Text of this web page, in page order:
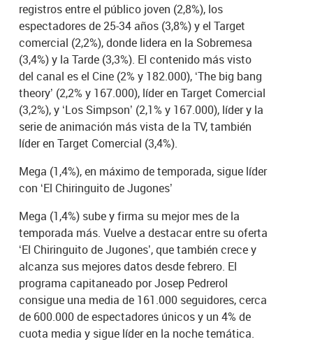
registros entre el público joven (2,8%), los
espectadores de 25-34 años (3,8%) y el Target
comercial (2,2%), donde lidera en la Sobremesa
(3,4%) y la Tarde (3,3%). El contenido más visto
del canal es el Cine (2% y 182.000), ‘The big bang
theory’ (2,2% y 167.000), líder en Target Comercial
(3,2%), y ‘Los Simpson’ (2,1% y 167.000), líder y la
serie de animación más vista de la TV, también
líder en Target Comercial (3,4%).
Mega (1,4%), en máximo de temporada, sigue líder
con ‘El Chiringuito de Jugones’
Mega (1,4%) sube y firma su mejor mes de la
temporada más. Vuelve a destacar entre su oferta
‘El Chiringuito de Jugones’, que también crece y
alcanza sus mejores datos desde febrero. El
programa capitaneado por Josep Pedrerol
consigue una media de 161.000 seguidores, cerca
de 600.000 de espectadores únicos y un 4% de
cuota media y sigue líder en la noche temática.